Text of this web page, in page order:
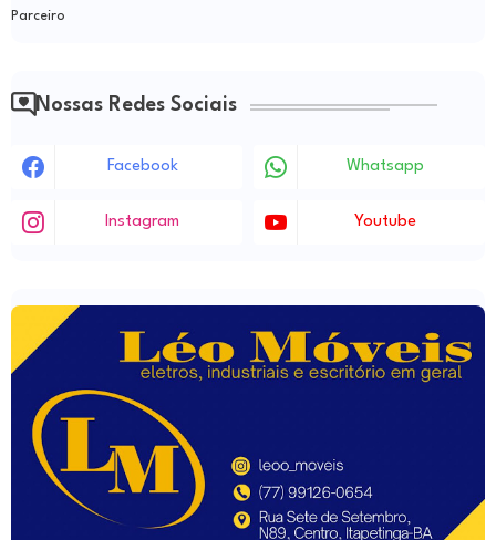
Parceiro
Nossas Redes Sociais
Facebook Whatsapp
Instagram Youtube